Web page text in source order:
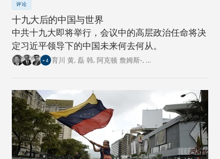
评论
十九大后的中国与世界
中共十九大即将举行，会议中的高层政治任命将决
定习近平领导下的中国未来何去何从。
+4 育川 黄, 磊 韩, 阿克顿 詹姆斯•, …